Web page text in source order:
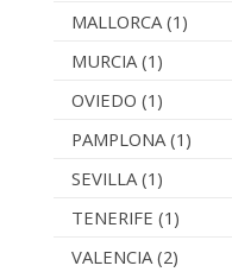
MALLORCA (1)
MURCIA (1)
OVIEDO (1)
PAMPLONA (1)
SEVILLA (1)
TENERIFE (1)
VALENCIA (2)